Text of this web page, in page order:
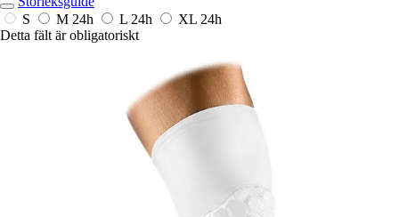
S
M 24h L 24h XL 24h
Detta fält är obligatoriskt